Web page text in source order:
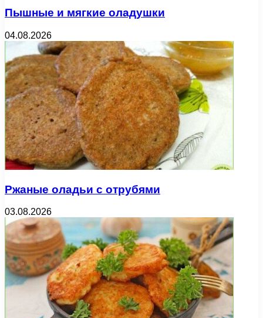
Пышные и мягкие оладушки
04.08.2026
Ржаные оладьи с отрубями
03.08.2026